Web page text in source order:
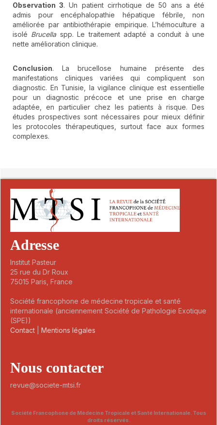
Observation 3. Un patient cirrhotique de 50 ans a été
admis pour encéphalopathie hépatique fébrile, non
améliorée par antibiothérapie empirique. L’hémoculture a
isolé Brucella spp. Le traitement adapté a conduit à une
nette amélioration clinique.
Conclusion. La brucellose humaine présente des
manifestations cliniques variées qui compliquent son
diagnostic. En Tunisie, la vigilance clinique est essentielle
pour un diagnostic précoce et une prise en charge
adaptée, en particulier chez les patients à risque. Des
études prospectives sont nécessaires pour mieux définir
les protocoles thérapeutiques, surtout face aux formes
complexes.
Adresse
Institut Pasteur
25 rue du Dr Roux
75015 Paris, France
Société francophone de médecine tropicale et santé
internationale (anciennement Société de Pathologie Exotique
(SPE))
Contact
Mentions légales
Nous contacter
revue@societe-mtsi.fr
Société Francophone de Médecine Tropicale et Santé Internationale. Tous
droits réservés.